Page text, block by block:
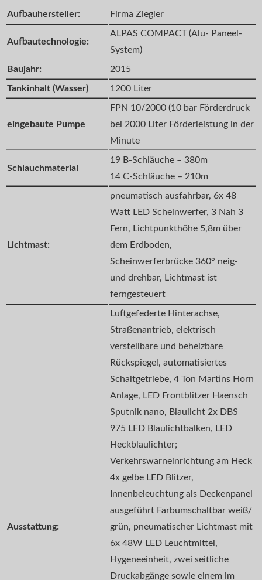
Aufbauhersteller: Firma Ziegler
Aufbautechnologie:
ALPAS COMPACT (Alu- Paneel-
System)
Baujahr: 2015
Tankinhalt (Wasser) 1200 Liter
eingebaute Pumpe
FPN 10/2000 (10 bar Förderdruck
bei 2000 Liter Förderleistung in der
Minute
Schlauchmaterial
19 B-Schläuche – 380m
14 C-Schläuche – 210m
Lichtmast:
pneumatisch ausfahrbar, 6x 48
Watt LED Scheinwerfer, 3 Nah 3
Fern, Lichtpunkthöhe 5,8m über
dem Erdboden,
Scheinwerferbrücke 360° neig-
und drehbar, Lichtmast ist
ferngesteuert
Ausstattung:
Luftgefederte Hinterachse,
Straßenantrieb, elektrisch
verstellbare und beheizbare
Rückspiegel, automatisiertes
Schaltgetriebe, 4 Ton Martins Horn
Anlage, LED Frontblitzer Haensch
Sputnik nano, Blaulicht 2x DBS
975 LED Blaulichtbalken, LED
Heckblaulichter;
Verkehrswarneinrichtung am Heck
4x gelbe LED Blitzer,
Innenbeleuchtung als Deckenpanel
ausgeführt Farbumschaltbar weiß/
grün, pneumatischer Lichtmast mit
6x 48W LED Leuchtmittel,
Hygeneeinheit, zwei seitliche
Druckabgänge sowie einem im